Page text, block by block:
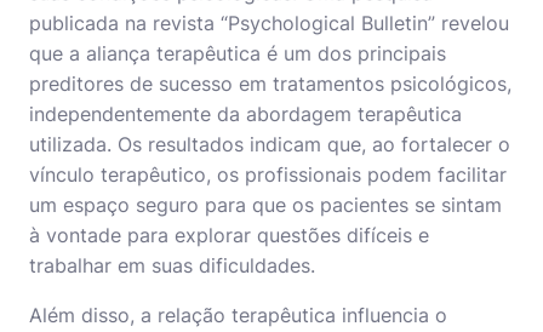
publicada na revista “Psychological Bulletin” revelou
que a aliança terapêutica é um dos principais
preditores de sucesso em tratamentos psicológicos,
independentemente da abordagem terapêutica
utilizada. Os resultados indicam que, ao fortalecer o
vínculo terapêutico, os profissionais podem facilitar
um espaço seguro para que os pacientes se sintam
à vontade para explorar questões difíceis e
trabalhar em suas dificuldades.
Além disso, a relação terapêutica influencia o